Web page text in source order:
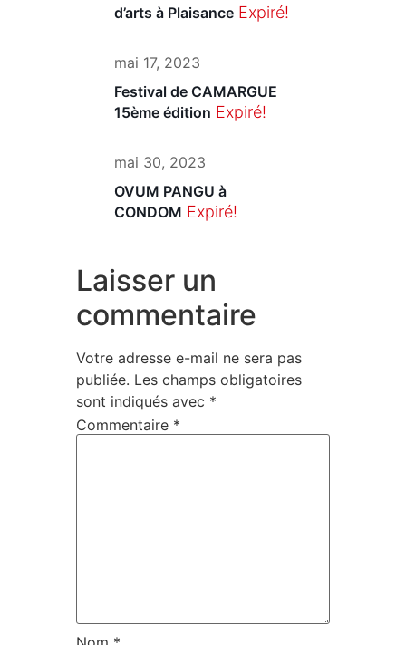
d’arts à Plaisance Expiré!
mai 17, 2023
Festival de CAMARGUE
15ème édition Expiré!
mai 30, 2023
OVUM PANGU à
CONDOM Expiré!
Laisser un
commentaire
Votre adresse e-mail ne sera pas
publiée. Les champs obligatoires
sont indiqués avec *
Commentaire *